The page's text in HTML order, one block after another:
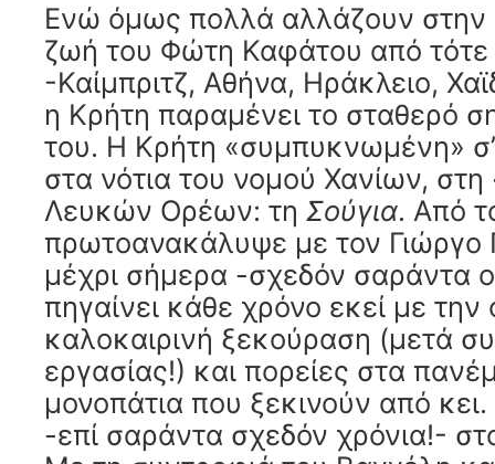
Ενώ όμως πολλά αλλάζουν στην
ζωή του Φώτη Καφάτου από τότε
-Καίμπριτζ, Αθήνα, Ηράκλειο,
η Κρήτη παραμένει το σταθερό
του. Η Κρήτη «συμπυκνωμένη»
στα νότια του νομού Χανίων,
Λευκών Ορέων: τη Σούγια. Από
πρωτοανακάλυψε με τον Γιώργο
μέχρι σήμερα -σχεδόν σαράντα
πηγαίνει κάθε χρόνο εκεί με την
καλοκαιρινή ξεκούραση (μετά
εργασίας!) και πορείες στα
μονοπάτια που ξεκινούν από
-επί σαράντα σχεδόν χρόνια!-